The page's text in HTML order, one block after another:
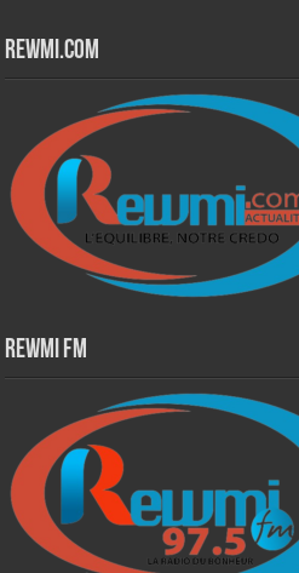
Rewmi.Com
Rewmi Fm